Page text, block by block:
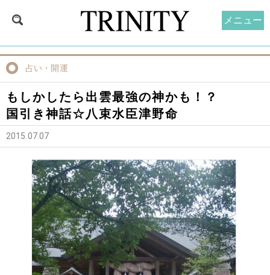
占い・開運
もしかしたら出雲最強の神かも！？
国引き神話☆八束水臣津野命
2015.07.07
メニュー